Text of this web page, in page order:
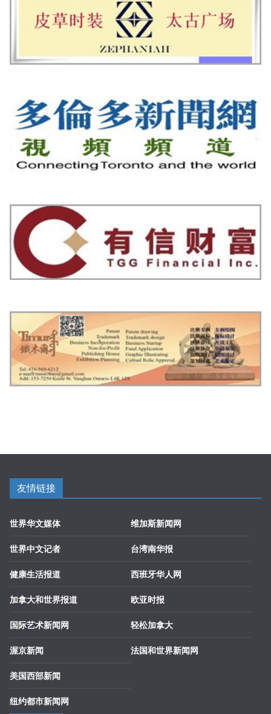
友情链接
世界华文媒体
世界中文记者
健康生活报道
加拿大和世界报道
国际艺术新闻网
渥京新闻
美国西部新闻
纽约都市新闻网
维加斯新闻网
台湾南华报
西班牙华人网
欧亚时报
轻松加拿大
法国和世界新闻网